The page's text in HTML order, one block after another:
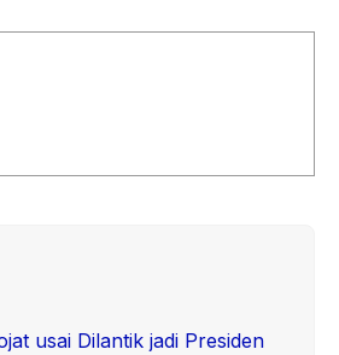
usai Dilantik jadi Presiden